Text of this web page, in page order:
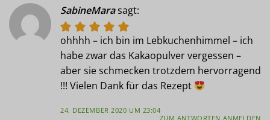
SabineMarasagt:
ohhhh – ich bin im Lebkuchenhimmel – ich
habe zwar das Kakaopulver vergessen –
aber sie schmecken trotzdem hervorragend
!!! Vielen Dank für das Rezept
24. DEZEMBER 2020 UM 23:04
ZUM ANTWORTEN ANMELDEN